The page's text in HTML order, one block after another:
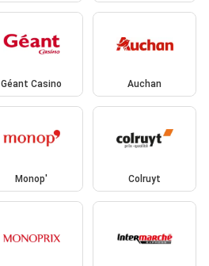
Géant Casino Auchan
Monop' Colruyt